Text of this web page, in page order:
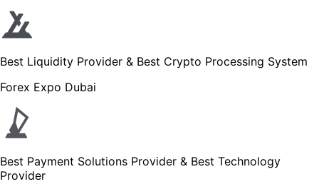
Best Liquidity Provider & Best Crypto Processing System
Forex Expo Dubai
Best Payment Solutions Provider & Best Technology
Provider